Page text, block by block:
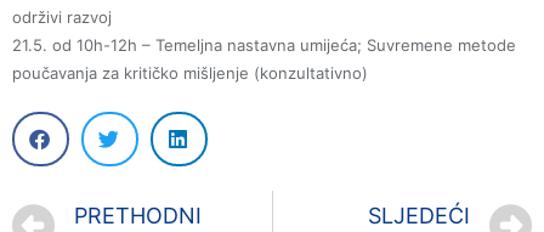
održivi razvoj
21.5. od 10h-12h – Temeljna nastavna umijeća; Suvremene metode
poučavanja za kritičko mišljenje (konzultativno)
PRETHODNI SLJEDEĆI